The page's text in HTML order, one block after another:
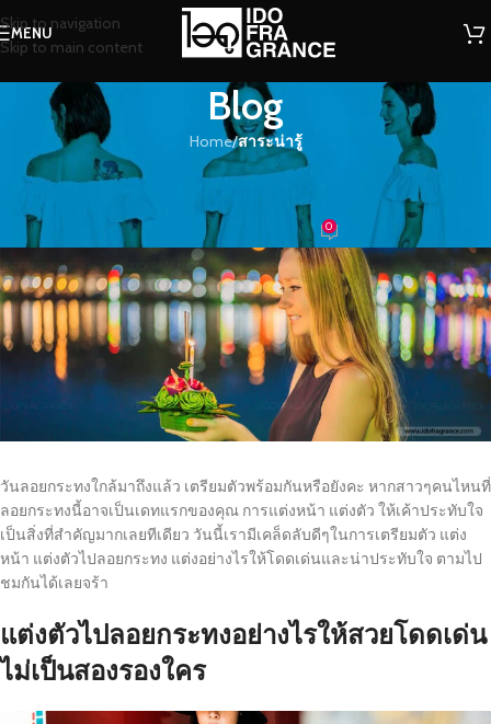
Skip to navigation
Skip to main content
MENU
Blog
Home/สาระน่ารู้
สาระน่ารู้
เตรียมพร้อม แต่งตัว ไปลอยกระทง
น้ำหอม On 04/11/2019 0
วันลอยกระทงใกล้มาถึงแล้ว เตรียมตัวพร้อมกันหรือยังคะ หากสาวๆคนไหนที่
ลอยกระทงนี้อาจเป็นเดทแรกของคุณ การแต่งหน้า แต่งตัว ให้เค้าประทับใจ
เป็นสิ่งที่สำคัญมากเลยทีเดียว วันนี้เรามีเคล็ดลับดีๆในการเตรียมตัว แต่ง
หน้า แต่งตัวไปลอยกระทง แต่งอย่างไรให้โดดเด่นและน่าประทับใจ ตามไป
ชมกันได้เลยจร้า
แต่งตัวไปลอยกระทงอย่างไรให้สวยโดดเด่น
ไม่เป็นสองรองใคร